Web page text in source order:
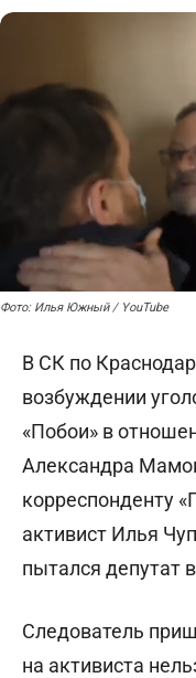
Фото: Илья Южный / YouTube
В СК по
возбуждении
«Побои» в
Александра
корреспонденту
активист Илья
пытался депутат
Следователь
на активиста